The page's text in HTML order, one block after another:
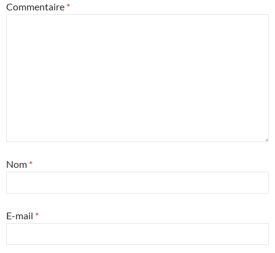
Commentaire *
Nom *
E-mail *